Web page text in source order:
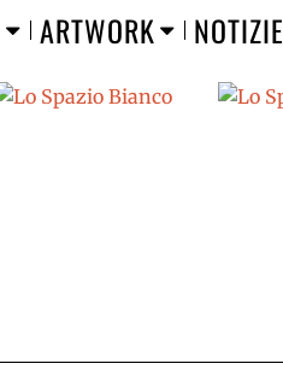
ARTWORK NOTIZIE